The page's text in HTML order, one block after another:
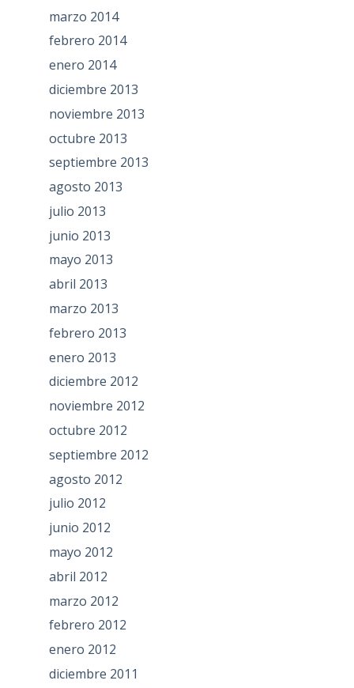
marzo 2014
febrero 2014
enero 2014
diciembre 2013
noviembre 2013
octubre 2013
septiembre 2013
agosto 2013
julio 2013
junio 2013
mayo 2013
abril 2013
marzo 2013
febrero 2013
enero 2013
diciembre 2012
noviembre 2012
octubre 2012
septiembre 2012
agosto 2012
julio 2012
junio 2012
mayo 2012
abril 2012
marzo 2012
febrero 2012
enero 2012
diciembre 2011